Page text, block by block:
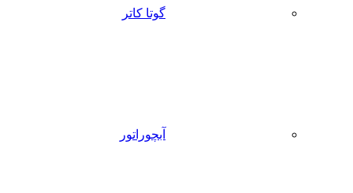
گوتا کاتر
آبچوراتور